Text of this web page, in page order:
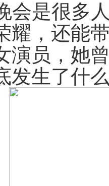
是很多
耀，还能
演员，她
发生了什